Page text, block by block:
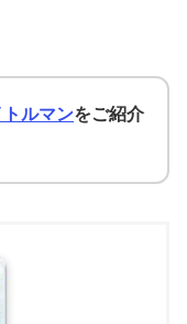
ルマンをご紹介